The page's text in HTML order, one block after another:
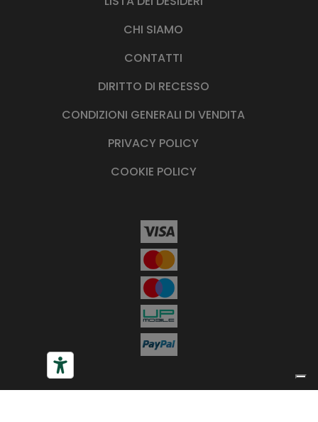
CHI SIAMO
CONTATTI
DIRITTO DI RECESSO
CONDIZIONI GENERALI DI VENDITA
PRIVACY POLICY
COOKIE POLICY